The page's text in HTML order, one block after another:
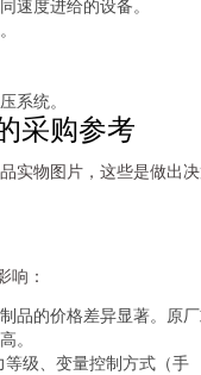
速度进给的设备。
系统。
采购参考
实物图片，这些是做出
响：
品的价格差异显著。原
。
等级、变量控制方式（手